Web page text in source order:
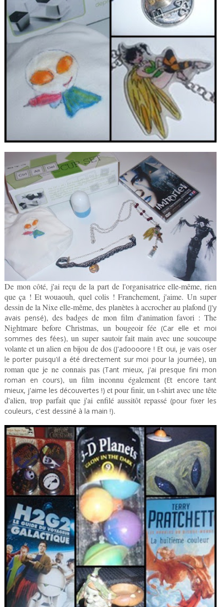
De mon côté, j'ai reçu de la part de l'organisatrice elle-même, rien
que ça ! Et wouaouh, quel colis ! Franchement, j'aime. Un super
dessin de la Nixe elle-même, des planètes à accrocher au plafond(J'y
avais pensé), des badges de mon film d'animation favori : The
Nightmare before Christmas, un bougeoir fée(Car elle et moi
sommes des fées), un super sautoir fait main avec une soucoupe
volante et un alien en bijou de dos(J'adoooore ! Et oui, je vais oser
le porter puisqu'il a été directement sur moi pour la journée), un
roman que je ne connais pas(Tant mieux, j'ai presque fini mon
roman en cours), un film inconnu également (Et encore tant
mieux, j'aime les découvertes !) et pour finir, un t-shirt avec une tête
d'alien, trop parfait que j'ai enfilé aussitôt repassé (pour fixer les
couleurs, c'est dessiné à la main !).